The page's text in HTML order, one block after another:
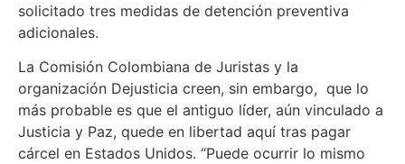
solicitado tres medidas de detención preventiva
adicionales.
La Comisión Colombiana de Juristas y la
organización Dejusticia creen, sin embargo, que lo
más probable es que el antiguo líder, aún vinculado a
Justicia y Paz, quede en libertad aquí tras pagar
cárcel en Estados Unidos. “Puede ocurrir lo mismo